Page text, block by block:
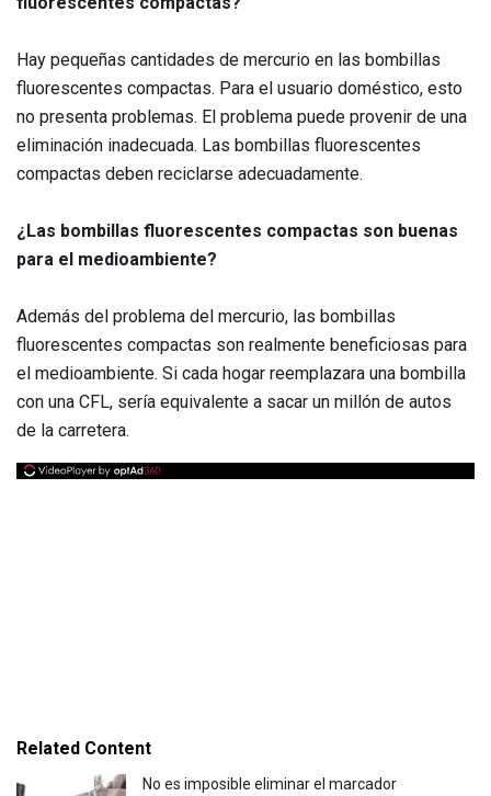
Hay pequeñas cantidades de mercurio en las bombillas
fluorescentes compactas. Para el usuario doméstico, esto
no presenta problemas. El problema puede provenir de una
eliminación inadecuada. Las bombillas fluorescentes
compactas deben reciclarse adecuadamente.
¿Las bombillas fluorescentes compactas son buenas
para el medioambiente?
Además del problema del mercurio, las bombillas
fluorescentes compactas son realmente beneficiosas para
el medioambiente. Si cada hogar reemplazara una bombilla
con una CFL, sería equivalente a sacar un millón de autos
de la carretera.
Related Content
No es imposible eliminar el marcador